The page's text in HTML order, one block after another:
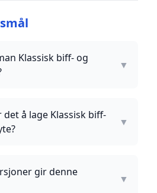
Klassisk biff- og
▼
å lage Klassisk biff-
▼
gir denne
▼